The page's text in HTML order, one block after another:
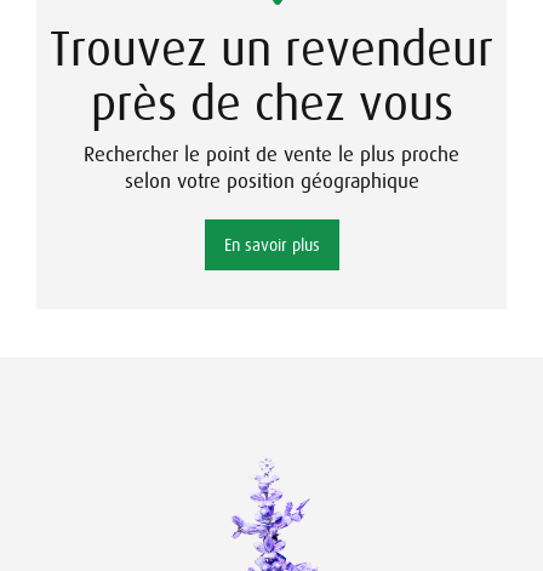
Trouvez un revendeur
près de chez vous
Rechercher le point de vente le plus proche
selon votre position géographique
En savoir plus